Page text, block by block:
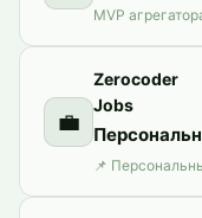
💼
Zerocoder
Jobs